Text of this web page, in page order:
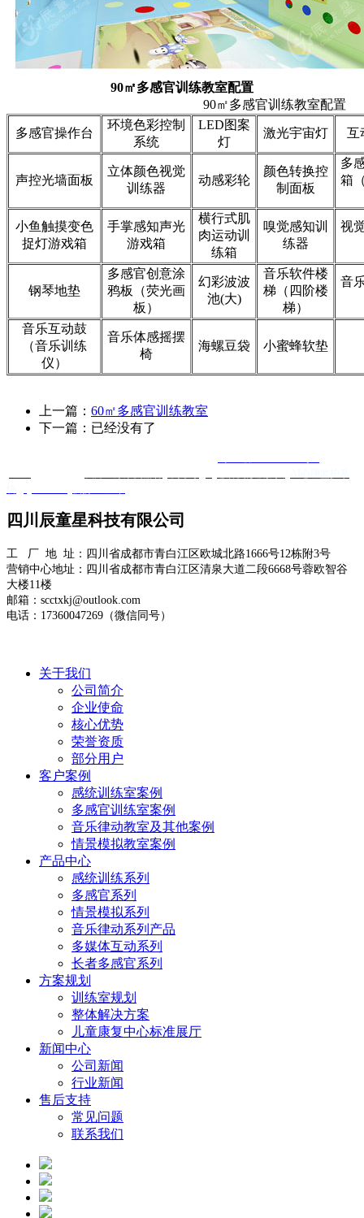
90㎡多感官训练教室配置
90㎡多感官训练教室配置
多感官操作台
环境色彩控制
系统
LED图案
灯
激光宇宙灯 互
声控光墙面板
立体颜色视觉
训练器
动感彩轮
颜色转换控
制面板
多
箱
小鱼触摸变色
捉灯游戏箱
手掌感知声光
游戏箱
横行式肌
肉运动训
练箱
嗅觉感知训
练器
视
钢琴地垫
多感官创意涂
鸦板（荧光画
板）
幻彩波波
池(大)
音乐软件楼
梯（四阶楼
梯）
音
音乐互动鼓
（音乐训练
仪）
音乐体感摇摆
椅
海螺豆袋 小蜜蜂软垫
上一篇： 60㎡多感官训练教室
下一篇：已经没有了
四川辰童星科技有限公司
工 厂 地 址：四川省成都市青白江区欧城北路1666号12栋附3号
营销中心地址：四川省成都市青白江区清泉大道二段6668号蓉欧智谷
大楼11楼
邮箱：scctxkj@outlook.com
电话：17360047269（微信同号）
关于我们
公司简介
企业使命
核心优势
荣誉资质
部分用户
客户案例
感统训练室案例
多感官训练室案例
音乐律动教室及其他案例
情景模拟教室案例
产品中心
感统训练系列
多感官系列
情景模拟系列
音乐律动系列产品
多媒体互动系列
长者多感官系列
方案规划
训练室规划
整体解决方案
儿童康复中心标准展厅
新闻中心
公司新闻
行业新闻
售后支持
常见问题
联系我们